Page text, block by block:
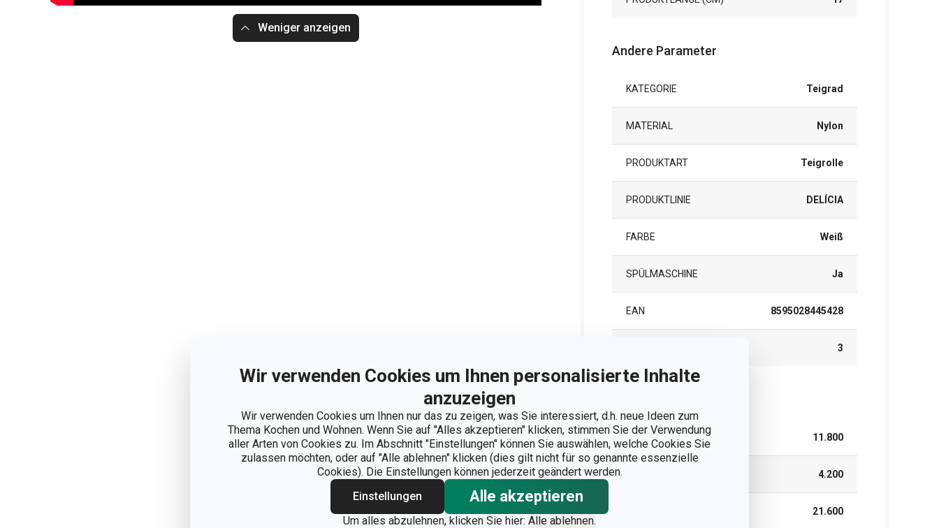
Wir verwenden Cookies um Ihnen personalisierte Inhalte
anzuzeigen
Wir verwenden Cookies um Ihnen nur das zu zeigen, was Sie interessiert, d.h. neue Ideen zum
Thema Kochen und Wohnen. Wenn Sie auf "Alles akzeptieren" klicken, stimmen Sie der Verwendung
aller Arten von Cookies zu. Im Abschnitt "Einstellungen" können Sie auswählen, welche Cookies Sie
zulassen möchten, oder auf "Alle ablehnen" klicken (dies gilt nicht für so genannte essenzielle
Cookies). Die Einstellungen können jederzeit geändert werden.
Einstellungen
Alle akzeptieren
Um alles abzulehnen, klicken Sie hier: Alle ablehnen.
Weniger anzeigen
Andere Parameter
KATEGORIE Teigrad
MATERIAL Nylon
PRODUKTART Teigrolle
PRODUKTLINIE DELÍCIA
FARBE Weiß
SPÜLMASCHINE Ja
EAN 8595028445428
3
BREITE (CM) 11.800
4.200
21.600